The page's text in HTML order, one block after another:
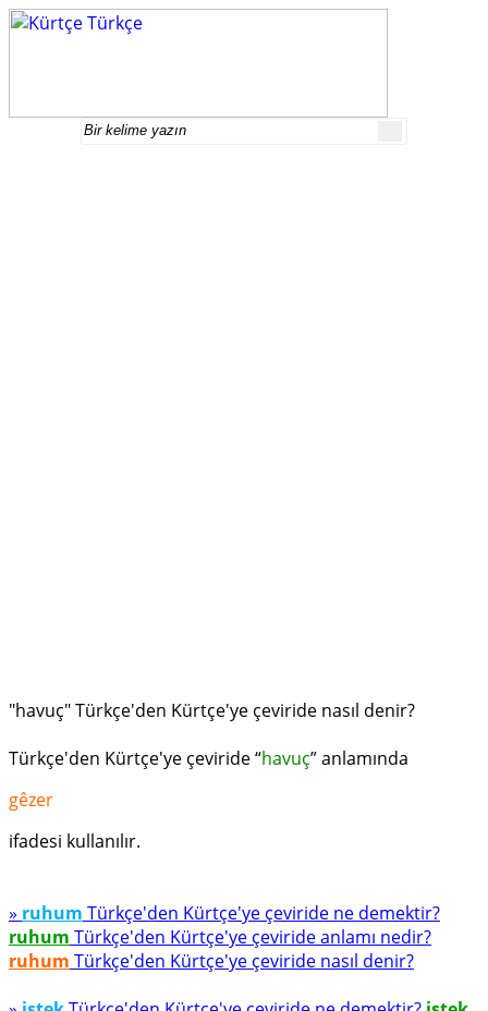
"havuç" Türkçe'den Kürtçe'ye çeviride nasıl denir?
Türkçe'den Kürtçe'ye çeviride “havuç” anlamında
gêzer
ifadesi kullanılır.
» ruhum Türkçe'den Kürtçe'ye çeviride ne demektir?
ruhum Türkçe'den Kürtçe'ye çeviride anlamı nedir?
ruhum Türkçe'den Kürtçe'ye çeviride nasıl denir?